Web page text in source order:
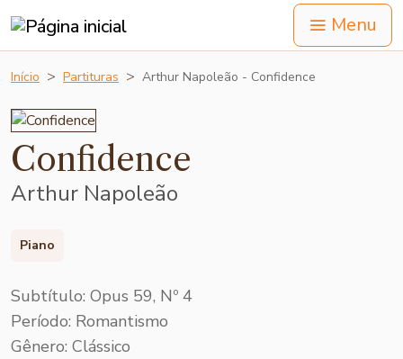
Menu
Início Partituras Arthur Napoleão - Confidence
Confidence
Arthur Napoleão
Piano
Subtítulo: Opus 59, Nº 4
Período: Romantismo
Gênero: Clássico